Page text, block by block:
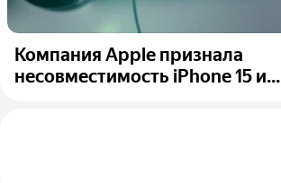
Компания Apple признала
несовместимость iPhone 15 и...